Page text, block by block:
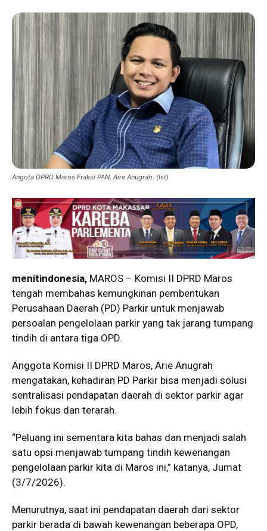
Angota DPRD Maros Fraksi PAN, Aire Anugrah. (Ist)
menitindonesia, MAROS – Komisi II DPRD Maros
tengah membahas kemungkinan pembentukan
Perusahaan Daerah (PD) Parkir untuk menjawab
persoalan pengelolaan parkir yang tak jarang tumpang
tindih di antara tiga OPD.
Anggota Komisi II DPRD Maros, Arie Anugrah
mengatakan, kehadiran PD Parkir bisa menjadi solusi
sentralisasi pendapatan daerah di sektor parkir agar
lebih fokus dan terarah.
“Peluang ini sementara kita bahas dan menjadi salah
satu opsi menjawab tumpang tindih kewenangan
pengelolaan parkir kita di Maros ini,” katanya, Jumat
(3/7/2026).
Menurutnya, saat ini pendapatan daerah dari sektor
parkir berada di bawah kewenangan beberapa OPD,